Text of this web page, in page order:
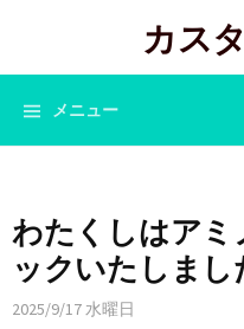
テ
キ
ッ
カス
メニュー
わたくしはア
ックいたしまし
2025/9/17 水曜日